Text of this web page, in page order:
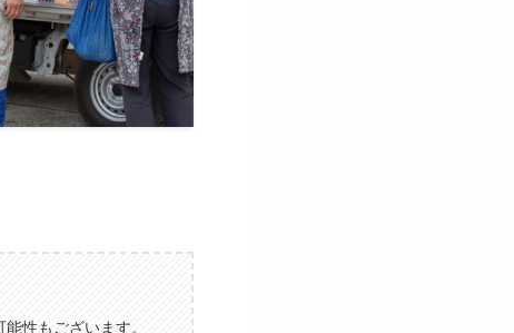
性もございます。